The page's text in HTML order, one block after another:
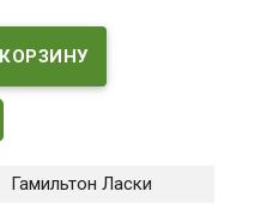
Гамильтон Ласки